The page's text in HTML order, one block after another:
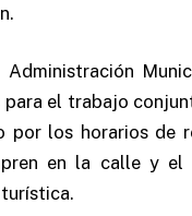
para el trabajo
por los horarios de
en la calle y